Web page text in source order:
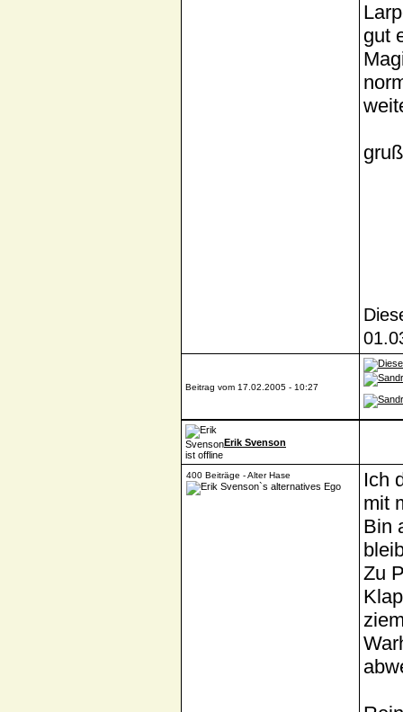
gut
Beitrag vom 17.02.2005 - 10:27
Erik Svenson
400 Beiträge - Alter Hase
Ich
mit
Bin
Zu